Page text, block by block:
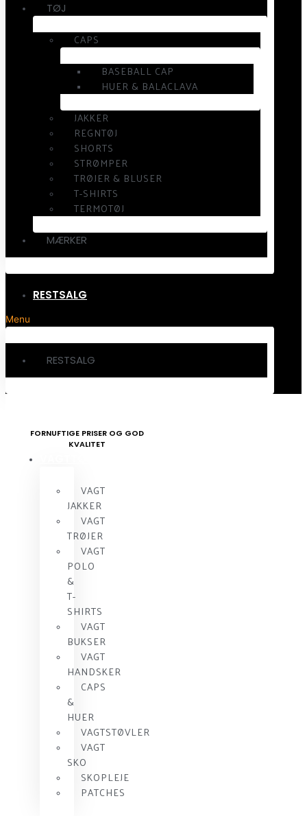
TØJ
CAPS
BASEBALL CAP
HUER & BALACLAVA
JAKKER
REGNTØJ
SHORTS
STRØMPER
TRØJER & BLUSER
T-SHIRTS
TERMOTØJ
MÆRKER
RESTSALG
Menu
RESTSALG
FORNUFTIGE PRISER OG GOD
KVALITET
VAGT
JAKKER
VAGT
TRØJER
VAGT
POLO
&
T-
SHIRTS
VAGT
BUKSER
VAGT
HANDSKER
CAPS
&
HUER
VAGTSTØVLER
VAGT
SKO
SKOPLEJE
PATCHES